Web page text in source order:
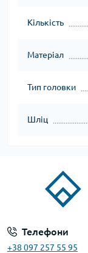
Кількість
Матеріал
Тип головки
Шліц
Телефони
+38 097 257 55 95